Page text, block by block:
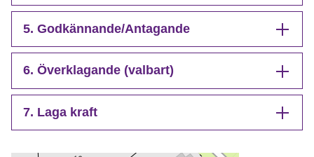
5. Godkännande/Antagande
6. Överklagande (valbart)
7. Laga kraft